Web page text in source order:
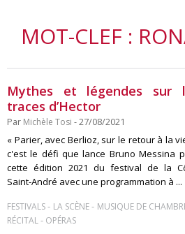
MOT-CLEF :
Mythes et légendes sur
traces d’Hector
Par Michèle Tosi - 27/08/2021
« Parier, avec Berlioz, sur le retour à la
c'est le défi que lance Bruno Messina
cette édition 2021 du festival de la
Saint-André avec une programmation à ...
FESTIVALS- LA SCÈNE- MUSIQUE DE
RÉCITAL- OPÉRAS